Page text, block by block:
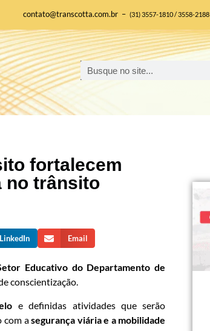
contato@transcotta.com.br – (31) 3557-1810 / 3558-2188
fortalecem
no trânsito
LinkedIn Email
Educativo do Departamento de
conscientização.
e definidas atividades que serão
com asegurança viária e a mobilidade